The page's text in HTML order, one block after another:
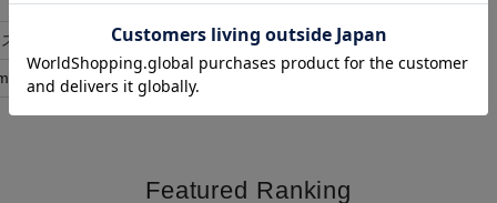
メンズ
Featured Ranking